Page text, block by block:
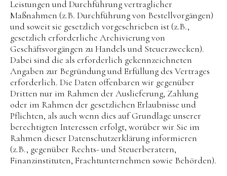
Leistungen und Durchführung vertraglicher
Maßnahmen (z.B. Durchführung von Bestellvorgängen)
und soweit sie gesetzlich vorgeschrieben ist (z.B.,
gesetzlich erforderliche Archivierung von
Geschäftsvorgängen zu Handels und Steuerzwecken).
Dabei sind die als erforderlich gekennzeichneten
Angaben zur Begründung und Erfüllung des Vertrages
erforderlich. Die Daten offenbaren wir gegenüber
Dritten nur im Rahmen der Auslieferung, Zahlung
oder im Rahmen der gesetzlichen Erlaubnisse und
Pflichten, als auch wenn dies auf Grundlage unserer
berechtigten Interessen erfolgt, worüber wir Sie im
Rahmen dieser Datenschutzerklärung informieren
(z.B., gegenüber Rechts- und Steuerberatern,
Finanzinstituten, Frachtunternehmen sowie Behörden).